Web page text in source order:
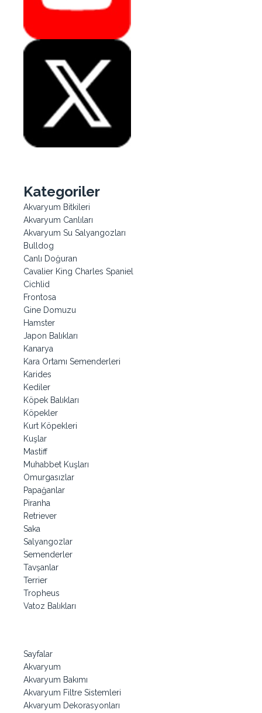
Kategoriler
Akvaryum Bitkileri
Akvaryum Canlıları
Akvaryum Su Salyangozları
Bulldog
Canlı Doğuran
Cavalier King Charles Spaniel
Cichlid
Frontosa
Gine Domuzu
Hamster
Japon Balıkları
Kanarya
Kara Ortamı Semenderleri
Karides
Kediler
Köpek Balıkları
Köpekler
Kurt Köpekleri
Kuşlar
Mastiff
Muhabbet Kuşları
Omurgasızlar
Papağanlar
Piranha
Retriever
Saka
Salyangozlar
Semenderler
Tavşanlar
Terrier
Tropheus
Vatoz Balıkları
Sayfalar
Akvaryum
Akvaryum Bakımı
Akvaryum Filtre Sistemleri
Akvaryum Dekorasyonları